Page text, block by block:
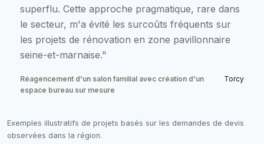
superflu. Cette approche pragmatique, rare dans
le secteur, m'a évité les surcoûts fréquents sur
les projets de rénovation en zone pavillonnaire
seine-et-marnaise."
Réagencement d'un salon familial avec création d'un
espace bureau sur mesure
Torcy
Exemples illustratifs de projets basés sur les demandes de devis
observées dans la région.